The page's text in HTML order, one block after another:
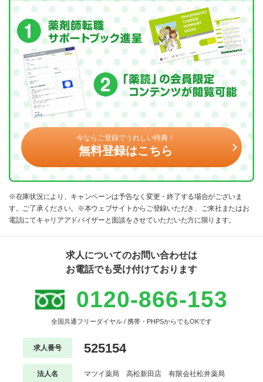
今ならご登録でうれしい特典！
無料登録はこちら
※在庫状況により、キャンペーンは予告なく変更・終了する場合がございま
す。ご了承ください。※本ウェブサイトからご登録いただき、ご来社またはお
電話にてキャリアアドバイザーと面談をさせていただいた方に限ります。
求人についてのお問い合わせは
お電話でも受け付けております
0120-866-153
全国共通フリーダイヤル / 携帯・PHPSからでもOKです
求人番号 525154
法人名 マツイ薬局 高松新田店 有限会社松井薬局